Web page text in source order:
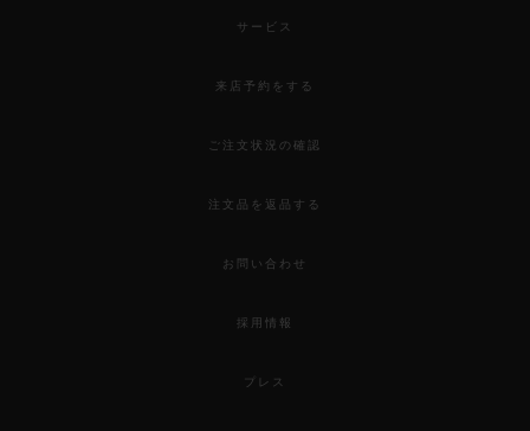
サービス
来店予約をする
ご注文状況の確認
注文品を返品する
お問い合わせ
採用情報
プレス